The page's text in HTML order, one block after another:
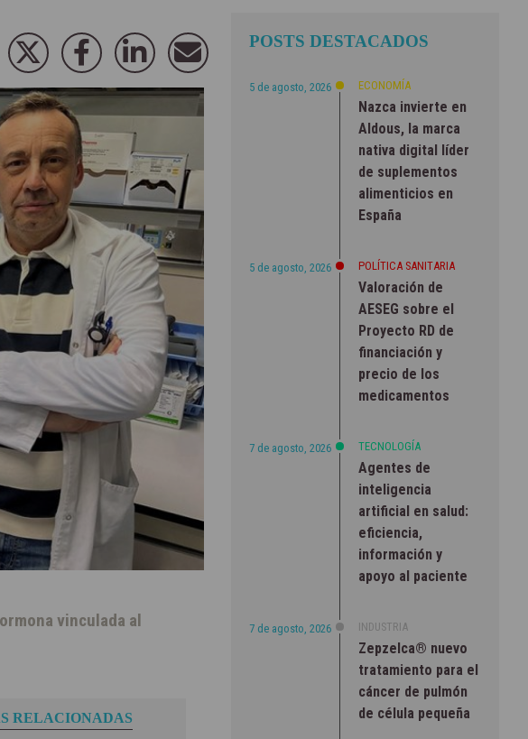
vinculada al
RELACIONADAS
POSTS DESTACADOS
5 de agosto, 2026 ECONOMÍA
Nazca invierte en
Aldous, la marca
nativa digital líder
de suplementos
alimenticios en
España
5 de agosto, 2026 POLÍTICA SANITARIA
Valoración de
AESEG sobre el
Proyecto RD de
financiación y
precio de los
medicamentos
7 de agosto, 2026 TECNOLOGÍA
Agentes de
inteligencia
artificial en salud:
eficiencia,
información y
apoyo al paciente
7 de agosto, 2026 INDUSTRIA
Zepzelca® nuevo
tratamiento para el
cáncer de pulmón
de célula pequeña